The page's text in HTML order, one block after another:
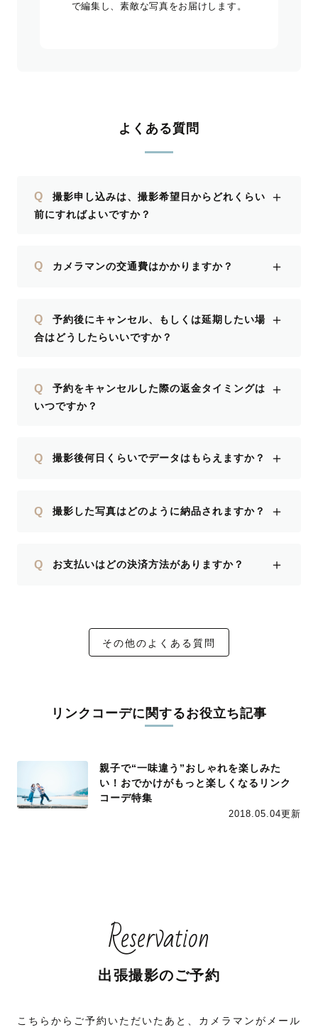
で編集し、素敵な写真をお届けします。
よくある質問
Q
撮影申し込みは、撮影希望日からどれくらい
前にすればよいですか？
＋
Q カメラマンの交通費はかかりますか？ ＋
Q
予約後にキャンセル、もしくは延期したい場
合はどうしたらいいですか？
＋
Q
予約をキャンセルした際の返金タイミングは
いつですか？
＋
Q 撮影後何日くらいでデータはもらえますか？ ＋
Q 撮影した写真はどのように納品されますか？ ＋
Q お支払いはどの決済方法がありますか？ ＋
その他のよくある質問
リンクコーデに関するお役立ち記事
親子で“一味違う”おしゃれを楽しみた
い！おでかけがもっと楽しくなるリンク
コーデ特集
2018.05.04更新
Reservation
出張撮影のご予約
こちらからご予約いただいたあと、カメラマンがメール